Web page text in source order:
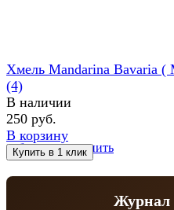
избранное сравнить
Хмель Mandarina Bavaria (
(4)
В наличии
250 руб.
В корзину
Журнал